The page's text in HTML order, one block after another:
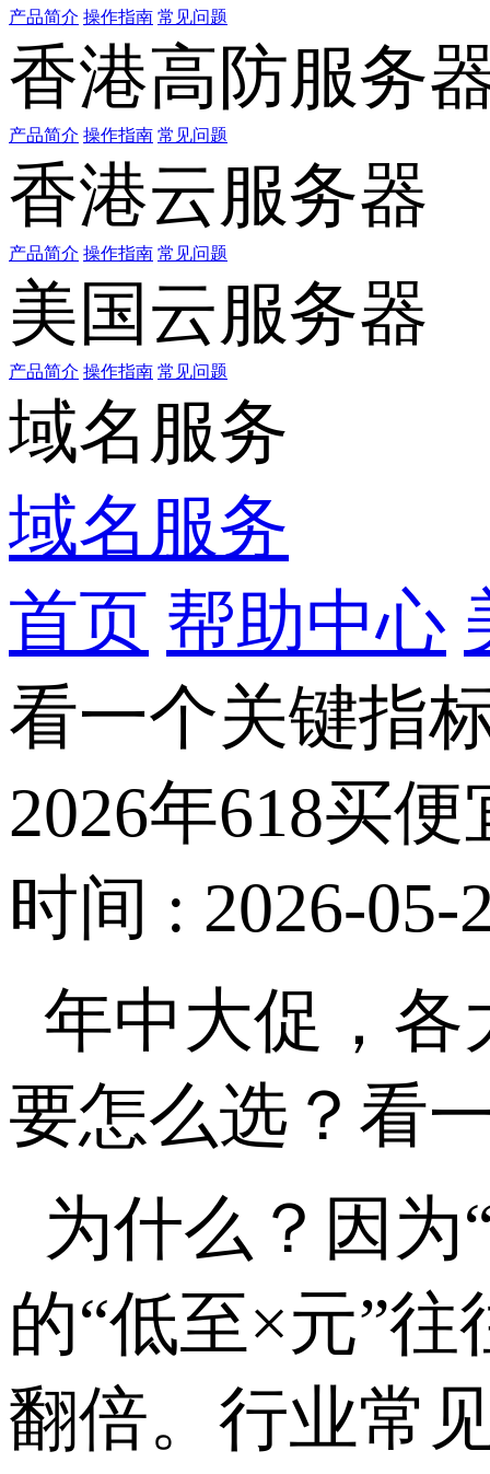
产品简介 操作指南 常见问题
香港高防服务
产品简介 操作指南 常见问题
香港云服务器
产品简介 操作指南 常见问题
美国云服务器
产品简介 操作指南 常见问题
域名服务
域名服务
首页 帮助中心
看一个关键指
2026年618买
时间 : 2026-05-
年中大促，各
要怎么选？看
为什么？因为
的“低至×元”
翻倍。行业常